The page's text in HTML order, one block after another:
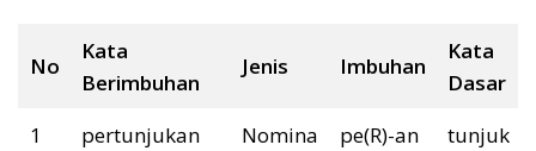
No
Kata
Berimbuhan
Jenis Imbuhan
Kata
Dasar
1
pertunjukan Nomina pe(R)-an tunjuk